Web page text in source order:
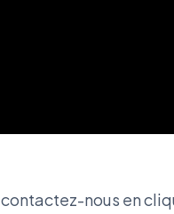
nous en